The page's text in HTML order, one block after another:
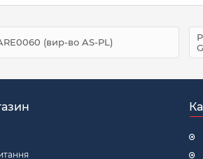
(вир-во AS-PL)